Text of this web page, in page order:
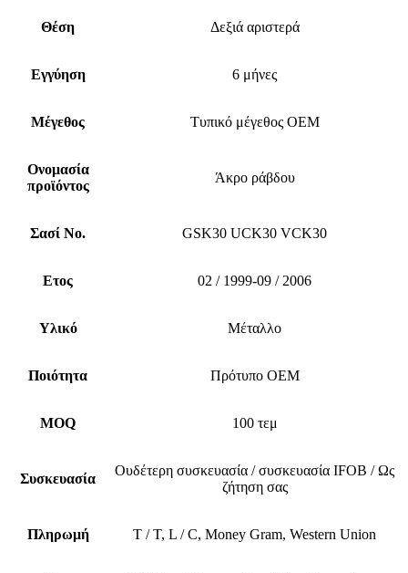
Θέση Δεξιά αριστερά
Εγγύηση 6 μήνες
Μέγεθος Τυπικό μέγεθος OEM
Ονομασία
προϊόντος
Άκρο ράβδου
Σασί No. GSK30 UCK30 VCK30
Ετος 02 / 1999-09 / 2006
Υλικό Μέταλλο
Ποιότητα Πρότυπο OEM
MOQ 100 τεμ
Συσκευασία
Ουδέτερη συσκευασία / συσκευασία IFOB / Ως
ζήτηση σας
Πληρωμή T / T, L / C, Money Gram, Western Union